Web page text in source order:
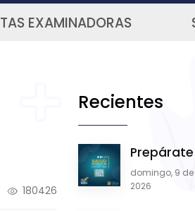
EXAMINADORAS
180426
Recientes
Prepárate
domingo, 9
2026